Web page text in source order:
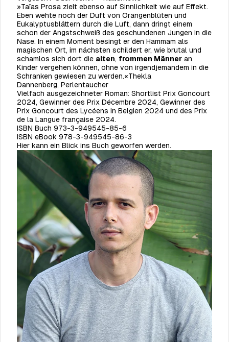
»Taïas Prosa zielt ebenso auf Sinnlichkeit wie auf Effekt.
Eben wehte noch der Duft von Orangenblüten und
Eukalyptusblättern durch die Luft, dann dringt einem
schon der Angstschweiß des geschundenen Jungen in die
Nase. In einem Moment besingt er den Hammam als
magischen Ort, im nächsten schildert er, wie brutal und
schamlos sich dort die alten, frommen Männer an
Kinder vergehen können, ohne von irgendjemandem in die
Schranken gewiesen zu werden.«Thekla
Dannenberg, Perlentaucher
Vielfach ausgezeichneter Roman: Shortlist Prix Goncourt
2024, Gewinner des Prix Décembre 2024, Gewinner des
Prix Goncourt des Lycéens in Belgien 2024 und des Prix
de la Langue française 2024.
ISBN Buch 973-3-949545-85-6
ISBN eBook 978-3-949545-86-3
Hier kann ein Blick ins Buch geworfen werden.